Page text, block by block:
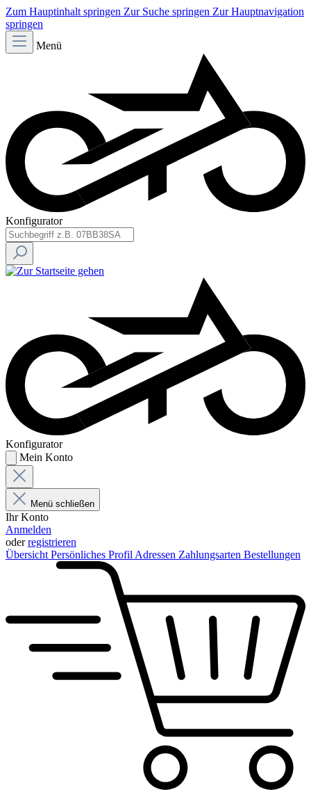
Zum Hauptinhalt springen Zur Suche springen Zur Hauptnavigation
springen
Menü
Konfigurator
Konfigurator
Mein Konto
Menü schließen
Ihr Konto
Anmelden
oderregistrieren
Übersicht Persönliches Profil Adressen Zahlungsarten Bestellungen